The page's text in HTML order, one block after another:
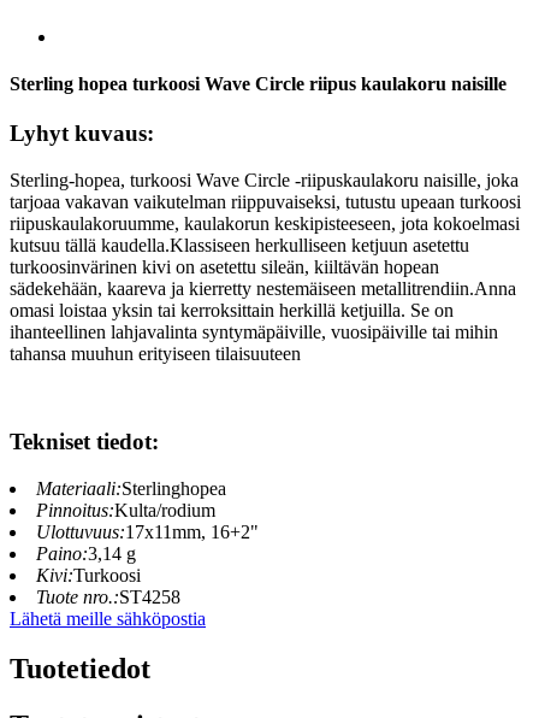
Sterling hopea turkoosi Wave Circle riipus kaulakoru naisille
Lyhyt kuvaus:
Sterling-hopea, turkoosi Wave Circle -riipuskaulakoru naisille, joka
tarjoaa vakavan vaikutelman riippuvaiseksi, tutustu upeaan turkoosi
riipuskaulakoruumme, kaulakorun keskipisteeseen, jota kokoelmasi
kutsuu tällä kaudella.Klassiseen herkulliseen ketjuun asetettu
turkoosinvärinen kivi on asetettu sileän, kiiltävän hopean
sädekehään, kaareva ja kierretty nestemäiseen metallitrendiin.Anna
omasi loistaa yksin tai kerroksittain herkillä ketjuilla. Se on
ihanteellinen lahjavalinta syntymäpäiville, vuosipäiville tai mihin
tahansa muuhun erityiseen tilaisuuteen
Tekniset tiedot:
Materiaali:Sterlinghopea
Pinnoitus:Kulta/rodium
Ulottuvuus:17x11mm, 16+2"
Paino:3,14 g
Kivi:Turkoosi
Tuote nro.:ST4258
Lähetä meille sähköpostia
Tuotetiedot